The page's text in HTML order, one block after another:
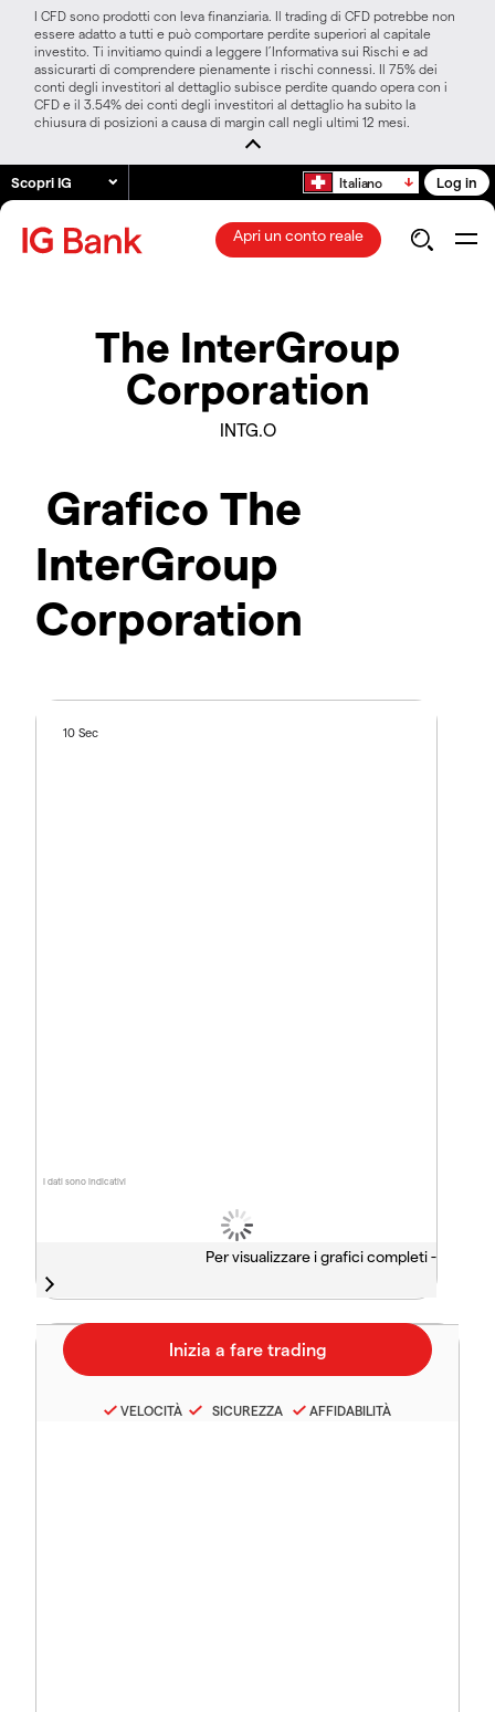
I CFD sono prodotti con leva finanziaria. Il trading di CFD potrebbe non
essere adatto a tutti e può comportare perdite superiori al capitale
investito. Ti invitiamo quindi a leggere l’Informativa sui Rischi e ad
assicurarti di comprendere pienamente i rischi connessi. Il 75% dei
conti degli investitori al dettaglio subisce perdite quando opera con i
CFD e il 3.54% dei conti degli investitori al dettaglio ha subito la
chiusura di posizioni a causa di margin call negli ultimi 12 mesi.
Scopri IG Italiano Log in
Apri un conto reale
The InterGroup
Corporation
INTG.O
Grafico The
InterGroup
Corporation
I dati sono indicativi
10 Sec
Per visualizzare i grafici completi -
VELOCITÀ SICUREZZA AFFIDABILITÀ